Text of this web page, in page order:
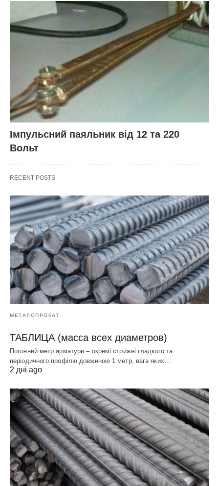
Імпульсний паяльник від 12 та 220
Вольт
RECENT POSTS
МЕТАЛОПРОКАТ
ТАБЛИЦА (масса всех диаметров)
Погонний метр арматури – окремі стрижні гладкого та
періодичного профілю довжиною 1 метр, вага яких…
2 дні ago